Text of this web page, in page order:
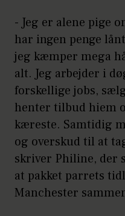
- Jeg er alene pige
har ingen penge
jeg kæmper mega
alt. Jeg arbejder i
forskellige jobs,
henter tilbud hiem
kæreste. Samtidig
og overskud til at
skriver Philine, der
at pakket parrets
Manchester